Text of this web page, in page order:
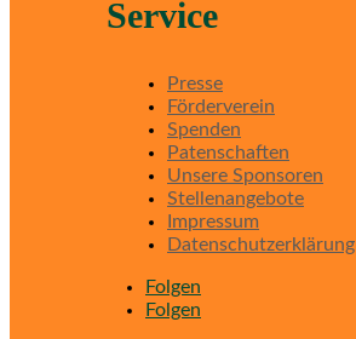
Service
Presse
Förderverein
Spenden
Patenschaften
Unsere Sponsoren
Stellenangebote
Impressum
Datenschutzerklärung
Folgen
Folgen